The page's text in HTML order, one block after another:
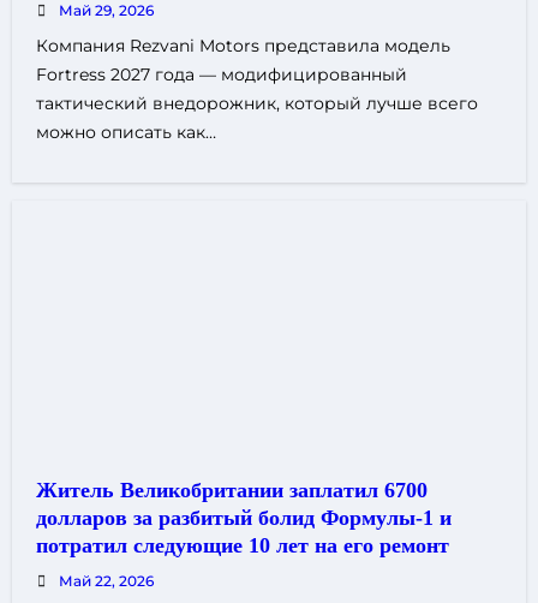
Май 29, 2026
Компания Rezvani Motors представила модель
Fortress 2027 года — модифицированный
тактический внедорожник, который лучше всего
можно описать как…
Житель Великобритании заплатил 6700
долларов за разбитый болид Формулы-1 и
потратил следующие 10 лет на его ремонт
Май 22, 2026